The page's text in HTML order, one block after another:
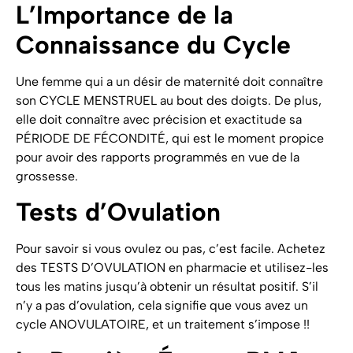
L’Importance de la
Connaissance du Cycle
Une femme qui a un désir de maternité doit connaître
son CYCLE MENSTRUEL au bout des doigts. De plus,
elle doit connaître avec précision et exactitude sa
PÉRIODE DE FÉCONDITÉ, qui est le moment propice
pour avoir des rapports programmés en vue de la
grossesse.
Tests d’Ovulation
Pour savoir si vous ovulez ou pas, c’est facile. Achetez
des TESTS D’OVULATION en pharmacie et utilisez-les
tous les matins jusqu’à obtenir un résultat positif. S’il
n’y a pas d’ovulation, cela signifie que vous avez un
cycle ANOVULATOIRE, et un traitement s’impose !!